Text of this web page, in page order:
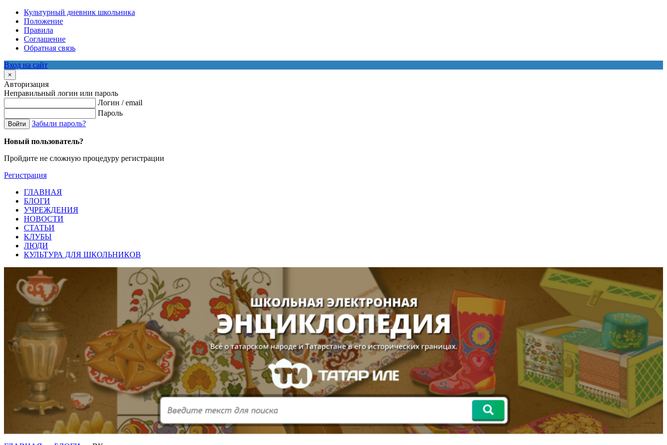
Культурный дневник школьника
Положение
Правила
Соглашение
Обратная связь
Вход на сайт
×
Авторизация
Неправильный логин или пароль
Логин / email
Пароль
Войти Забыли пароль?
Новый пользователь?
Пройдите не сложную процедуру регистрации
Регистрация
ГЛАВНАЯ
БЛОГИ
УЧРЕЖДЕНИЯ
НОВОСТИ
СТАТЬИ
КЛУБЫ
ЛЮДИ
КУЛЬТУРА ДЛЯ ШКОЛЬНИКОВ